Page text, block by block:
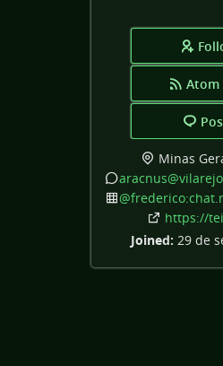
Atom
Minas
aracnus@vilarejo
@frederico:chat
https://
Joined: 29 de